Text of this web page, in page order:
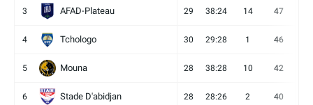
3 AFAD-Plateau 29 38:24 14 47
4 Tchologo 30 29:28 1 46
5 Mouna 28 38:28 10 42
6 Stade D'abidjan 28 28:26 2 40